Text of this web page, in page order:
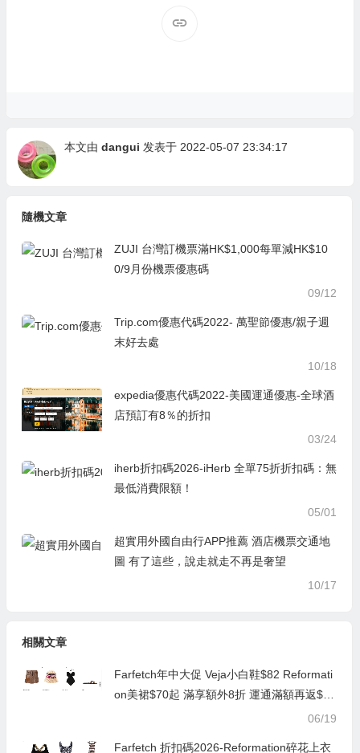
本文由 dangui 发表于 2022-05-07 23:34:17
隨機文章
ZUJI 台灣訂機票滿HK$1,000每單減HK$10
0/9月份機票優惠碼
09/12
Trip.com優惠代碼2022- 萬聖節優惠/親子週
末好去處
10/18
expedia優惠代碼2022-美國運通優惠-全球酒
店預訂有8％的折扣
03/24
iherb折扣碼2026-iHerb 全單75折折扣碼：無
最低消費限額！
05/01
超實用外國自由行APP推薦 酒店機票交通地
圖 有了這些，說走就走不再是奢望
10/17
相關文章
Farfetch年中大促 Veja小白鞋$82 Reformati
on美裙$70起 滿享額外8折 運通滿額再返$15
06/19
Farfetch 折扣碼2026-Reformation碎花上衣